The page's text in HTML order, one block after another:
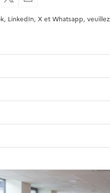
LinkedIn, X et Whatsapp, veuillez